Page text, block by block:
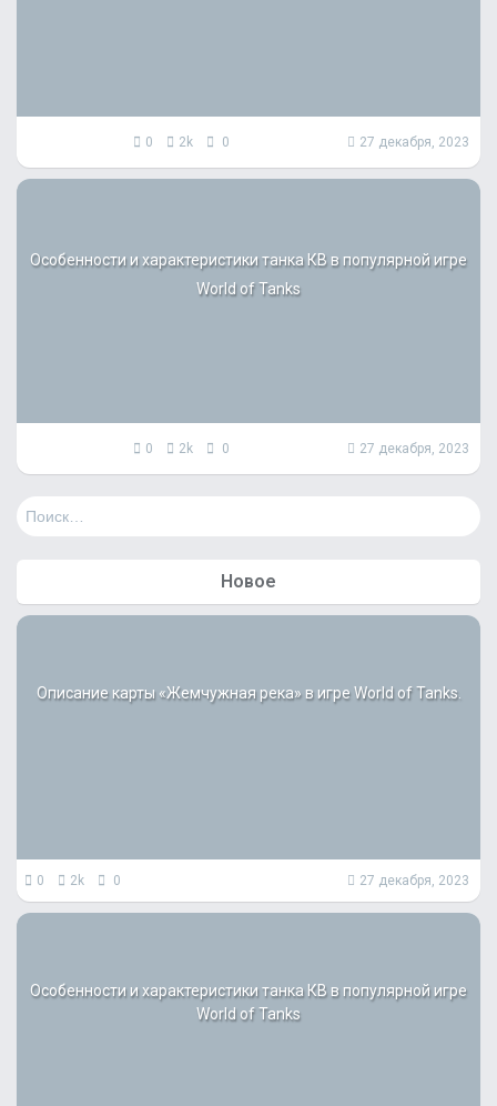
0 2k 0 27 декабря, 2023
Особенности и характеристики танка КВ в популярной игре
World of Tanks
0 2k 0 27 декабря, 2023
Н
и
Новое
Описание карты «Жемчужная река» в игре World of Tanks.
0 2k 0 27 декабря, 2023
Особенности и характеристики танка КВ в популярной игре
World of Tanks